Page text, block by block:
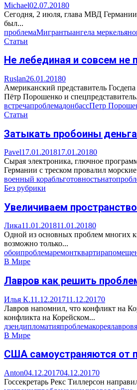
Michael02.07.20180
Сегодня, 2 июля, глава МВД
был...
проблемаМигрантыангела меркель
Статьи
Не лебединая и совсем не
Ruslan26.01.20180
Американский представитель
Пётр Порошенко и
встречапроблемадонбассПетр
Статьи
Затыкать пробоины
Pavel17.01.201817.01.20180
Сырая электроника, глючное
Германии с треском провалил
военный корабльготовностьнато
Без рубрики
Увеличиваем
Лика11.01.201811.01.20180
Одной из основных проблем многих
возможно только...
обоипроблемаремонтквартира
В Мире
Лавров как решить
Илья К.11.12.201711.12.20170
Лавров напомнил, что конфликт на
конфликта на Корейском...
дзендипломатияпроблемакореялавров
В Мире
США самоустраняются от
Anton04.12.201704.12.20170
Госсекретарь Рекс Тиллерсон